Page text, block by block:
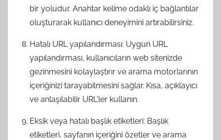
bir yoludur. Anahtar kelime odaklı iç bağlantılar
oluşturarak kullanıcı deneyimini artırabilirsiniz.
Hatalı URL yapılandırması: Uygun URL
yapılandırması, kullanıcıların web sitenizde
gezinmesini kolaylaştırır ve arama motorlarının
içeriğinizi tarayabilmesini sağlar. Kısa, açıklayıcı
ve anlaşılabilir URL'ler kullanın.
Eksik veya hatalı başlık etiketleri: Başlık
etiketleri, sayfanın içeriğini özetler ve arama